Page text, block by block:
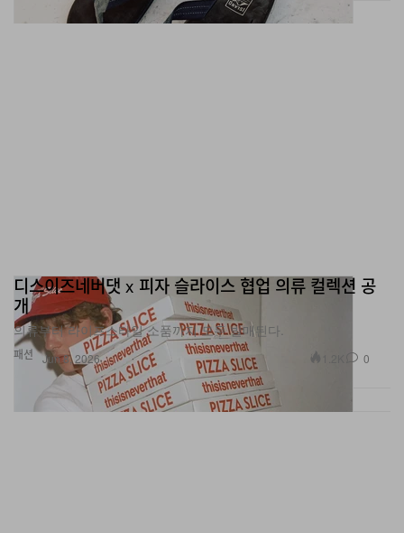
패션
디스이즈네버댓 x 피자 슬라이스 협업 의류 컬렉션 공
개
의류부터 라이프스타일 소품까지 모두 발매된다.
Jun 8, 2026 0